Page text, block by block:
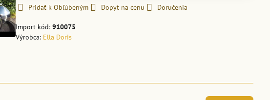
Pridať k Obľúbeným Dopyt na cenu Doručenia
Import kód:910075
Výrobca: Ella Doris